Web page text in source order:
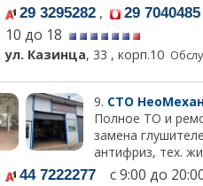
29 3295282 , 29 7040485
10 до 18
ул. Казинца, 33 , корп.10
9. СТО
Полное ТО и
замена
антифриз, тех.
44 7222277 с 9:00 до